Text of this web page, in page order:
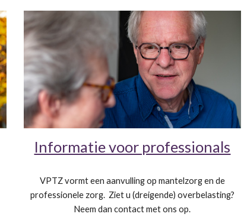
Informatie voor professionals
VPTZ vormt een aanvulling op mantelzorg en de
professionele zorg. Ziet u (dreigende) overbelasting?
Neem dan contact met ons op.